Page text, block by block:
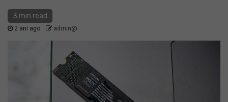
3 min read
2 ani ago admin@